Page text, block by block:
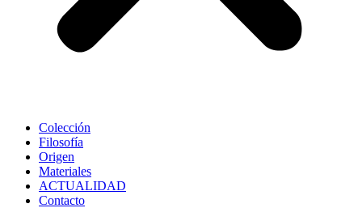
Colección
Filosofía
Origen
Materiales
ACTUALIDAD
Contacto